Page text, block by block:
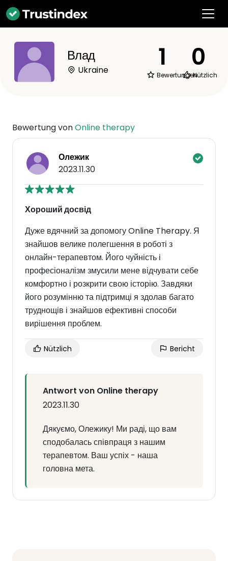
Влад
Ukraine 1
Bewertungen
0
Nützlich
Bewertung vonOnline therapy
Олежик
2023.11.30
Хороший досвід
Дуже вдячний за допомогу Online Therapy. Я
знайшов велике полегшення в роботі з
онлайн-терапевтом. Його чуйність і
професіоналізм змусили мене відчувати себе
комфортно і розкрити свою історію. Завдяки
його розумінню та підтримці я здолав багато
труднощів і знайшов ефективні способи
вирішення проблем.
Nützlich Bericht
Antwort von Online therapy
2023.11.30
Дякуємо, Олежику! Ми раді, що вам
сподобалась співпраця з нашим
терапевтом. Ваш успіх - наша
головна мета.